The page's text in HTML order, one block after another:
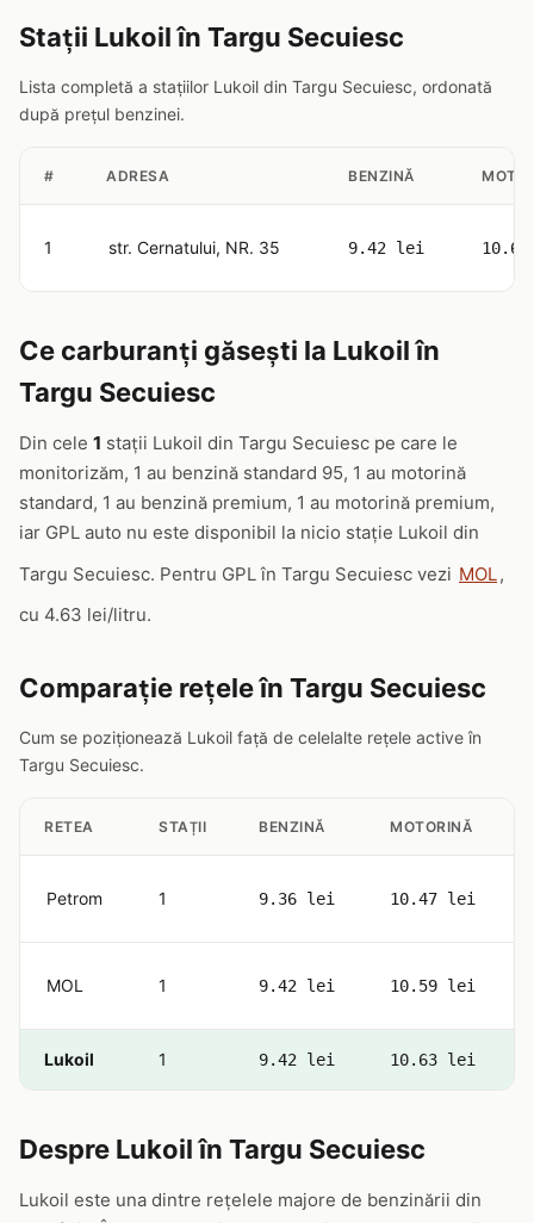
Stații Lukoil în Targu Secuiesc
Lista completă a stațiilor Lukoil din Targu Secuiesc, ordonată
după prețul benzinei.
# ADRESA BENZINĂ
1 str. Cernatului, NR. 35 9.42 lei
Ce carburanți găsești la Lukoil în
Targu Secuiesc
Din cele 1 stații Lukoil din Targu Secuiesc pe care le
monitorizăm, 1 au benzină standard 95, 1 au motorină
standard, 1 au benzină premium, 1 au motorină premium,
iar GPL auto nu este disponibil la nicio stație Lukoil din
Targu Secuiesc. Pentru GPL în Targu Secuiesc vezi MOL,
cu 4.63 lei/litru.
Comparație rețele în Targu Secuiesc
Cum se poziționează Lukoil față de celelalte rețele active în
Targu Secuiesc.
RETEA STAȚII BENZINĂ MOTORINĂ
Petrom 1 9.36 lei 10.47 lei
MOL 1 9.42 lei 10.59 lei
Lukoil 1 9.42 lei 10.63 lei
Despre Lukoil în Targu Secuiesc
Lukoil este una dintre rețelele majore de benzinării din